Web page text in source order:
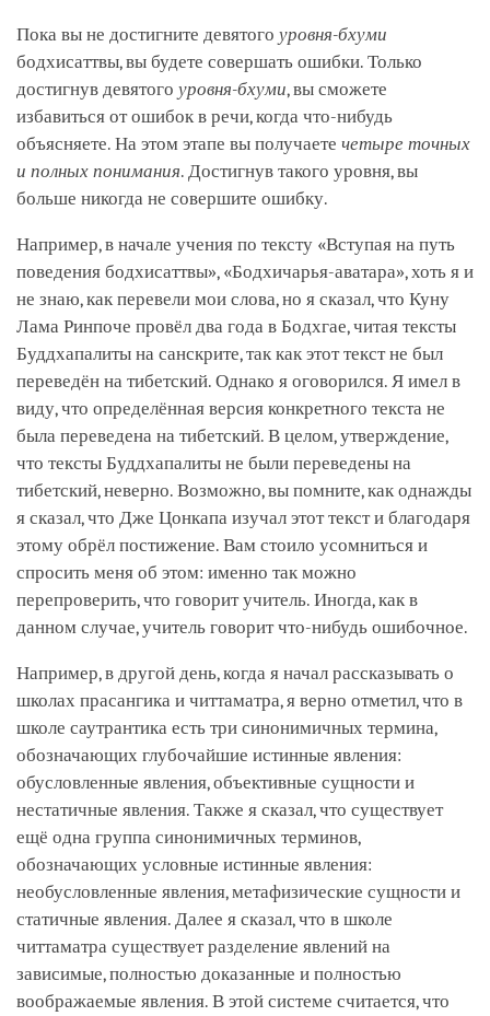
Пока вы не достигните девятого уровня-бхуми
бодхисаттвы, вы будете совершать ошибки. Только
достигнув девятого уровня-бхуми, вы сможете
избавиться от ошибок в речи, когда что-нибудь
объясняете. На этом этапе вы получаете четыре точных
и полных понимания. Достигнув такого уровня, вы
больше никогда не совершите ошибку.
Например, в начале учения по тексту «Вступая на путь
поведения бодхисаттвы», «Бодхичарья-аватара», хоть я и
не знаю, как перевели мои слова, но я сказал, что Куну
Лама Ринпоче провёл два года в Бодхгае, читая тексты
Буддхапалиты на санскрите, так как этот текст не был
переведён на тибетский. Однако я оговорился. Я имел в
виду, что определённая версия конкретного текста не
была переведена на тибетский. В целом, утверждение,
что тексты Буддхапалиты не были переведены на
тибетский, неверно. Возможно, вы помните, как однажды
я сказал, что Дже Цонкапа изучал этот текст и благодаря
этому обрёл постижение. Вам стоило усомниться и
спросить меня об этом: именно так можно
перепроверить, что говорит учитель. Иногда, как в
данном случае, учитель говорит что-нибудь ошибочное.
Например, в другой день, когда я начал рассказывать о
школах прасангика и читтаматра, я верно отметил, что в
школе саутрантика есть три синонимичных термина,
обозначающих глубочайшие истинные явления:
обусловленные явления, объективные сущности и
нестатичные явления. Также я сказал, что существует
ещё одна группа синонимичных терминов,
обозначающих условные истинные явления:
необусловленные явления, метафизические сущности и
статичные явления. Далее я сказал, что в школе
читтаматра существует разделение явлений на
зависимые, полностью доказанные и полностью
воображаемые явления. В этой системе считается, что